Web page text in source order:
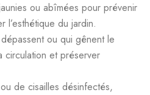
ou abîmées pour prévenir
l’esthétique du jardin.
ou qui gênent le
circulation et préserver
de cisailles désinfectés,